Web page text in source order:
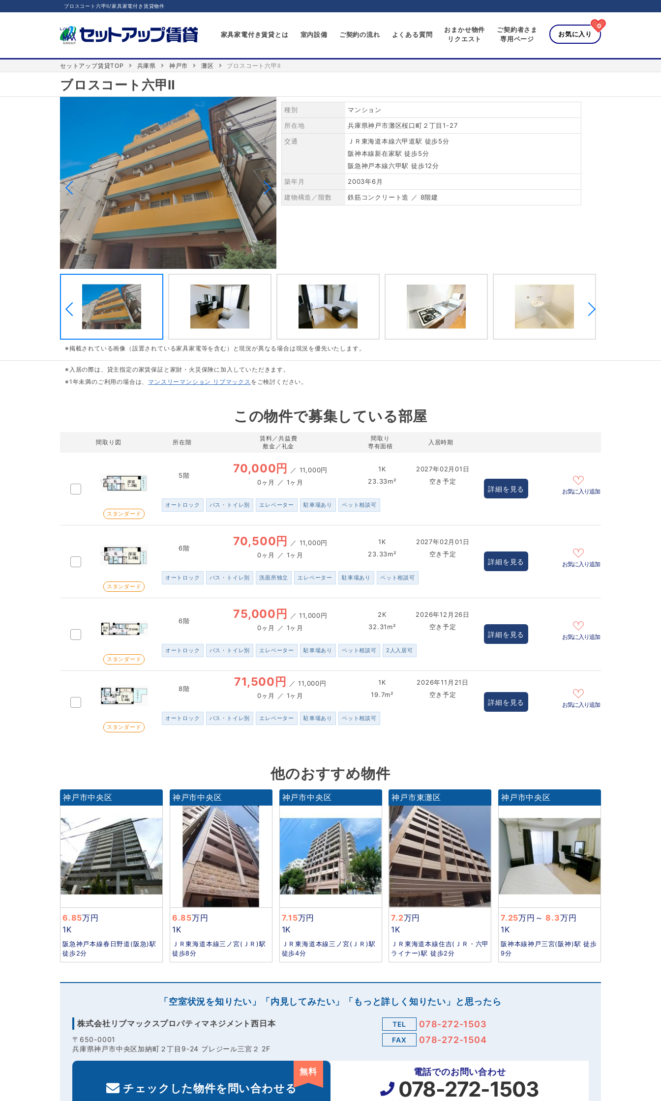
ブロスコート六甲Ⅱ/家具家電付き賃貸物件
家具家電付き賃貸とは 室内設備 ご契約の流れ よくある質問
おまかせ物件
リクエスト
ご契約者さま
専用ページ
お気に入り
0
セットアップ賃貸TOP 兵庫県 神戸市 灘区 ブロスコート六甲Ⅱ
ブロスコート六甲Ⅱ
種別
マンション
所在地
兵庫県神戸市灘区桜口町２丁目1-27
交通
ＪＲ東海道本線六甲道駅 徒歩5分
阪神本線新在家駅 徒歩5分
阪急神戸本線六甲駅 徒歩12分
築年月
2003年6月
建物構造／階数
鉄筋コンクリート造 ／ 8階建
※掲載されている画像（設置されている家具家電等を含む）と現況が異なる場合は現況を優先いたします。
※入居の際は、貸主指定の家賃保証と家財・火災保険に加入していただきます。
※1年未満のご利用の場合は、 マンスリーマンション リブマックス をご検討ください。
この物件で募集している部屋
間取り図 所在階
賃料／共益費
敷金／礼金
間取り
専有面積
入居時期
スタンダード
5階 70,000円 ／ 11,000円
0ヶ月 ／ 1ヶ月
1K
23.33m²
2027年02月01日
空き予定
オートロック バス・トイレ別 エレベーター 駐車場あり ペット相談可
詳細を見る お気に入り追加
スタンダード
6階 70,500円 ／ 11,000円
0ヶ月 ／ 1ヶ月
1K
23.33m²
2027年02月01日
空き予定
オートロック バス・トイレ別 洗面所独立 エレベーター 駐車場あり ペット相談可
詳細を見る お気に入り追加
スタンダード
6階 75,000円 ／11,000円
0ヶ月 ／ 1ヶ月
2K
32.31m²
2026年12月26日
空き予定
オートロック バス・トイレ別 エレベーター 駐車場あり ペット相談可 2人入居可
詳細を見る お気に入り追加
スタンダード
8階 71,500円 ／11,000円
0ヶ月 ／ 1ヶ月
1K
19.7m²
2026年11月21日
空き予定
オートロック バス・トイレ別 エレベーター 駐車場あり ペット相談可
詳細を見る お気に入り追加
他のおすすめ物件
神戸市中央区
6.85万円
1K
阪急神戸本線春日野道(阪急)駅
徒歩2分
神戸市中央区
6.85万円
1K
ＪＲ東海道本線三ノ宮(ＪＲ)駅
徒歩8分
神戸市中央区
7.15万円
1K
ＪＲ東海道本線三ノ宮(ＪＲ)駅
徒歩4分
神戸市東灘区
7.2万円
1K
ＪＲ東海道本線住吉(ＪＲ・六甲
ライナー)駅 徒歩2分
神戸市中央区
7.25万円 ～ 8.3万円
1K
阪神本線神戸三宮(阪神)駅 徒歩
9分
「空室状況を知りたい」「内見してみたい」「もっと詳しく知りたい」と思ったら
株式会社リブマックスプロパティマネジメント西日本
〒650-0001
兵庫県神戸市中央区加納町２丁目9-24 プレジール三宮２ 2F
TEL 078-272-1503
FAX 078-272-1504
チェックした物件を 問い合わせる
無料 電話でのお問い合わせ
078-272-1503